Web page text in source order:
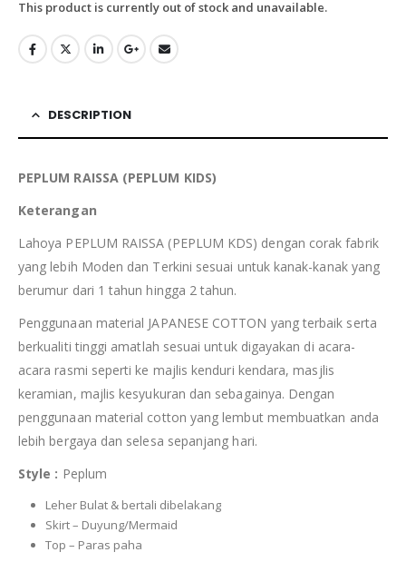
This product is currently out of stock and unavailable.
DESCRIPTION
PEPLUM RAISSA (PEPLUM KIDS)
Keterangan
Lahoya PEPLUM RAISSA (PEPLUM KDS) dengan corak fabrik
yang lebih Moden dan Terkini sesuai untuk kanak-kanak yang
berumur dari 1 tahun hingga 2 tahun.
Penggunaan material JAPANESE COTTON yang terbaik serta
berkualiti tinggi amatlah sesuai untuk digayakan di acara-
acara rasmi seperti ke majlis kenduri kendara, masjlis
keramian, majlis kesyukuran dan sebagainya. Dengan
penggunaan material cotton yang lembut membuatkan anda
lebih bergaya dan selesa sepanjang hari.
Style : Peplum
Leher Bulat & bertali dibelakang
Skirt – Duyung/Mermaid
Top – Paras paha